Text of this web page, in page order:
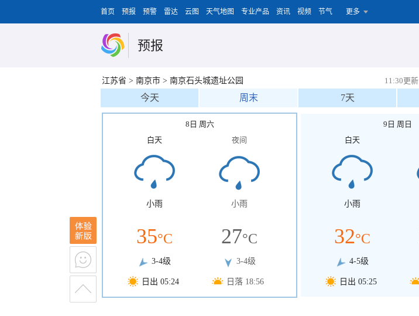
首页 预报 预警 雷达 云图 天气地图 专业产品 资讯 视频 节气 更多
预报
江苏省 > 南京市 > 南京石头城遗址公园 11:30更新
今天 周末 7天
8日 周六
白天
小雨
35°C
3-4级
日出 05:24
夜间
小雨
27°C
3-4级
日落 18:56
9日 周日
白天
小雨
32°C
4-5级
日出 05:25